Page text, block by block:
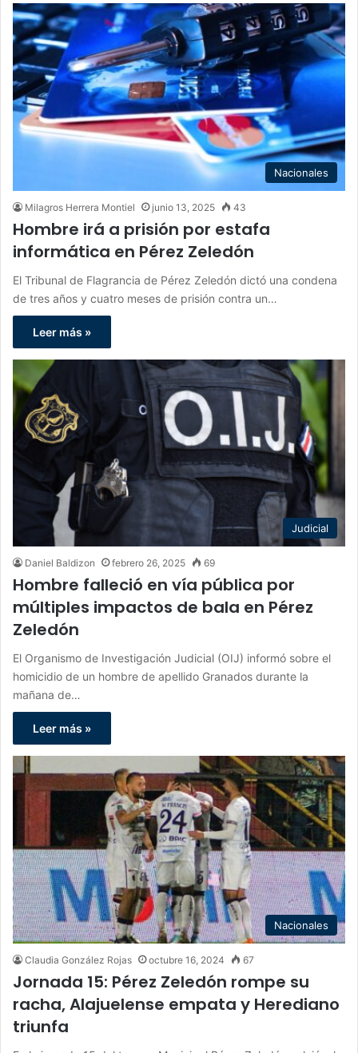
Nacionales
Milagros Herrera Montiel junio 13, 2025 43
Hombre irá a prisión por estafa
informática en Pérez Zeledón
El Tribunal de Flagrancia de Pérez Zeledón dictó una condena
de tres años y cuatro meses de prisión contra un…
Leer más »
Judicial
Daniel Baldizon febrero 26, 2025 69
Hombre falleció en vía pública por
múltiples impactos de bala en Pérez
Zeledón
El Organismo de Investigación Judicial (OIJ) informó sobre el
homicidio de un hombre de apellido Granados durante la
mañana de…
Leer más »
Nacionales
Claudia González Rojas octubre 16, 2024 67
Jornada 15: Pérez Zeledón rompe su
racha, Alajuelense empata y Herediano
triunfa